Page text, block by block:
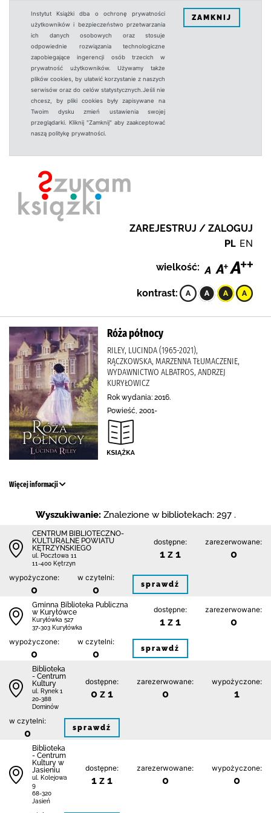
Instytut Książki dba o ochronę prywatności
użytkowników i bezpieczeństwo przetwarzania
ich danych osobowych oraz stosuje
odpowiednie rozwiązania technologiczne
zapobiegające ingerencji osób trzecich w
prywatność użytkowników. Używamy także
plików cookies, by ułatwić korzystanie z naszych
serwisów oraz do celów statystycznych.Jeśli nie
chcesz, by pliki cookies były zapisywane na
Twoim dysku zmień ustawienia swojej
przeglądarki. Kliknij "Zamknij" aby zaakceptować
naszą politykę prywatności.
ZAMKNIJ
ZAREJESTRUJ / ZALOGUJ
PL EN
wielkość:
kontrast:
Róża północy
RILEY, LUCINDA (1965-2021),
RĄCZKOWSKA, MARZENNA TŁUMACZENIE,
WYDAWNICTWO ALBATROS, ANDRZEJ
KURYŁOWICZ
Rok wydania: 2016.
Powieść, 2001-
Więcej informacji
Wyszukiwanie: Znalezione w bibliotekach: 297 .
CENTRUM BIBLIOTECZNO-
KULTURALNE POWIATU
KĘTRZYŃSKIEGO
ul. Pocztowa 11
11-400 Kętrzyn
dostępne:
1 z 1
zarezerwowane:
0
wypożyczone:
0
w czytelni:
0 sprawdź
Gminna Biblioteka Publiczna
w Kuryłówce
Kuryłówka 527
37-303 Kuryłówka
dostępne:
1 z 1
zarezerwowane:
0
wypożyczone:
0
w czytelni:
0 sprawdź
Biblioteka
- Centrum
Kultury
ul. Rynek 1
20-388
Dominów
dostępne:
0 z 1
zarezerwowane:
0
wypożyczone:
1
w czytelni:
0 sprawdź
Biblioteka
- Centrum
Kultury w
Jasieniu
ul. Kolejowa
9
68-320
Jasień
dostępne:
1 z 1
zarezerwowane:
0
wypożyczone:
0